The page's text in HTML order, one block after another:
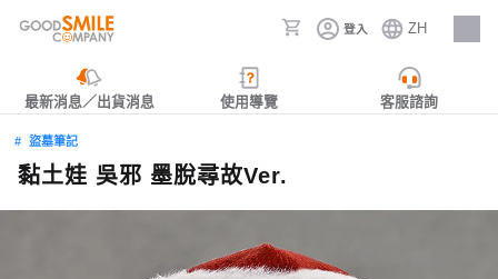
登入 ZH
人才招募
最新消息／出貨消息 使用導覽 客服諮詢
盜墓筆記
黏土娃 吳邪 墨脫尋故Ver.